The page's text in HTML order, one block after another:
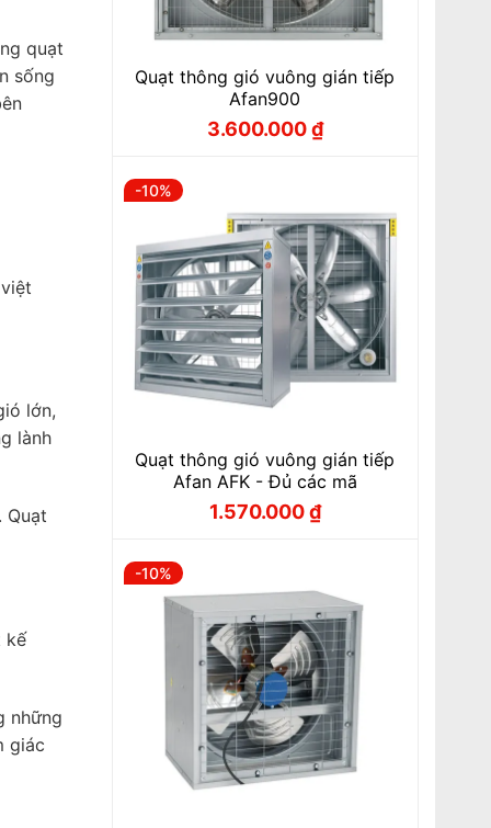
quạt
sống
lớn,
lành
Quạt
kế
những
giác
Quạt thông gió vuông gián tiếp
Afan900
Giá
3.600.000₫
Giá
-10%
Quạt thông gió vuông gián tiếp
Afan AFK - Đủ các mã
Giá
1.570.000₫
Giá
-10%